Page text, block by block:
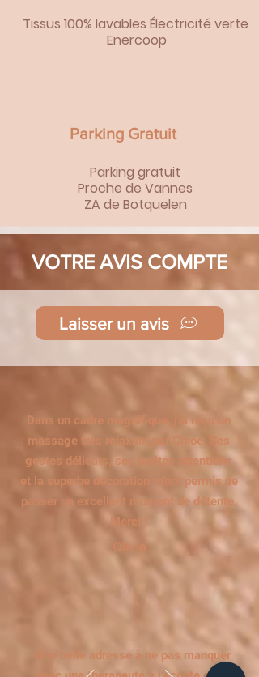
Tissus 100% lavables Électricité verte
Enercoop
Parking Gratuit
Parking gratuit
Proche de Vannes
ZA de Botquelen
VOTRE AVIS COMPTE
Laisser un avis
Dans un cadre magnifique, j'ai reçu un
massage très relaxant par Chloé. Ses
gestes délicats, ses petites attentions
et la superbe décoration m'ont permis de
passer un excellent moment de détente.
Merci !
Olivia
Une belle adresse à ne pas manquer